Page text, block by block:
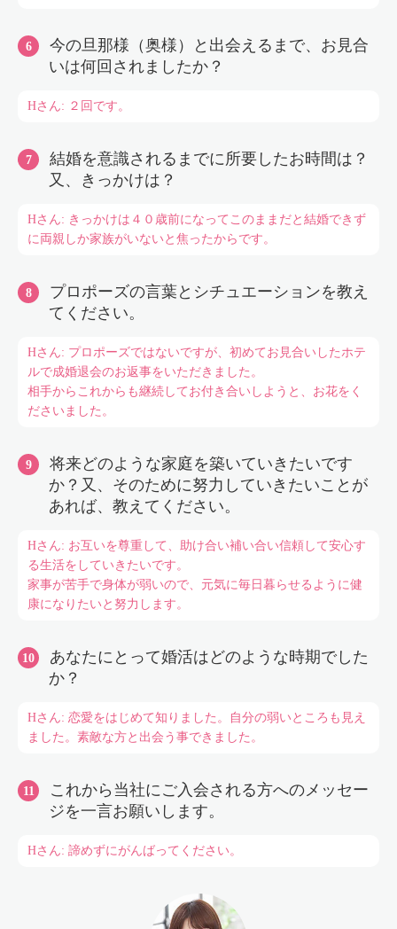
今の旦那様（奥様）と出会えるまで、お見合
いは何回されましたか？
Hさん: ２回です。
結婚を意識されるまでに所要したお時間は？
又、きっかけは？
Hさん: きっかけは４０歳前になってこのままだと結婚できず
に両親しか家族がいないと焦ったからです。
プロポーズの言葉とシチュエーションを教え
てください。
Hさん: プロポーズではないですが、初めてお見合いしたホテ
ルで成婚退会のお返事をいただきました。
相手からこれからも継続してお付き合いしようと、お花をく
ださいました。
将来どのような家庭を築いていきたいです
か？又、そのために努力していきたいことが
あれば、教えてください。
Hさん: お互いを尊重して、助け合い補い合い信頼して安心す
る生活をしていきたいです。
家事が苦手で身体が弱いので、元気に毎日暮らせるように健
康になりたいと努力します。
あなたにとって婚活はどのような時期でした
か？
Hさん: 恋愛をはじめて知りました。自分の弱いところも見え
ました。素敵な方と出会う事できました。
これから当社にご入会される方へのメッセー
ジを一言お願いします。
Hさん: 諦めずにがんばってください。